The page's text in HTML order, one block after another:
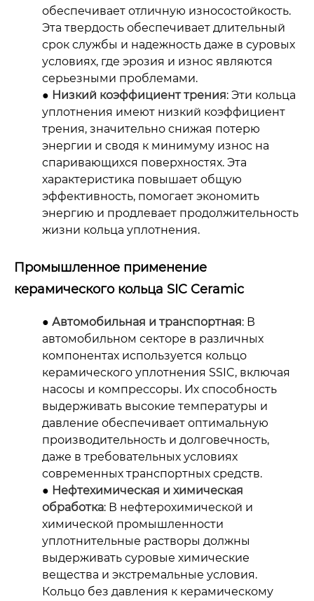
обеспечивает отличную износостойкость.
Эта твердость обеспечивает длительный
срок службы и надежность даже в суровых
условиях, где эрозия и износ являются
серьезными проблемами.
● Низкий коэффициент трения: Эти кольца
уплотнения имеют низкий коэффициент
трения, значительно снижая потерю
энергии и сводя к минимуму износ на
спаривающихся поверхностях. Эта
характеристика повышает общую
эффективность, помогает экономить
энергию и продлевает продолжительность
жизни кольца уплотнения.
Промышленное применение
керамического кольца SIC Ceramic
● Автомобильная и транспортная: В
автомобильном секторе в различных
компонентах используется кольцо
керамического уплотнения SSIC, включая
насосы и компрессоры. Их способность
выдерживать высокие температуры и
давление обеспечивает оптимальную
производительность и долговечность,
даже в требовательных условиях
современных транспортных средств.
● Нефтехимическая и химическая
обработка: В нефтерохимической и
химической промышленности
уплотнительные растворы должны
выдерживать суровые химические
вещества и экстремальные условия.
Кольцо без давления к керамическому